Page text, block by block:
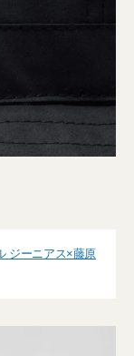
ジーニアス×藤原